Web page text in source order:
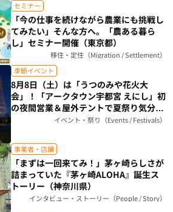
セミナー
「今の仕事を続けながら農業にも挑戦し
てみたい」そんな方へ。「農ある暮ら
し」セミナー開催（東京都）
移住・定住（Migration / Settlement）
季節イベント
8月8日（土）は「うつのみや花火大
会」！「アークタウン宇都宮 えにし」初
の夜間営業＆屋外テントで夏祭り気分を
楽しもう（栃木県）イベント・祭り（Events / Festivals）
事業者・店舗
「まずは一回来てみ！」茅ヶ崎らしさが
詰まっていた『茅ヶ崎ALOHA』誕生ス
トーリー（神奈川県）
インタビュー・ストーリー（People / Story）